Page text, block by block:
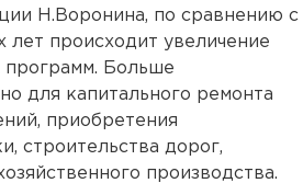
Н.Воронина, по сравнению с
происходит увеличение
программ. Больше
для капитального ремонта
приобретения
строительства дорог,
производства.